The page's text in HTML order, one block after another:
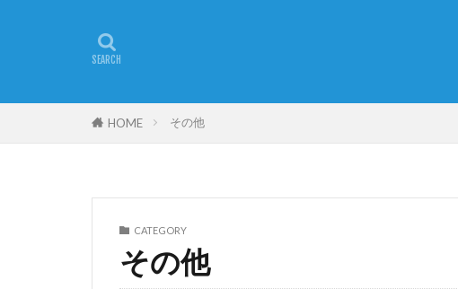
HOME その他
CATEGORY
その他